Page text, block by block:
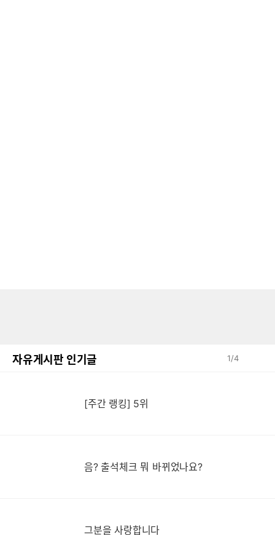
자유게시판 인기글 1/4
[주간 랭킹] 5위
음? 출석체크 뭐 바뀌었나요?
그분을 사랑합니다